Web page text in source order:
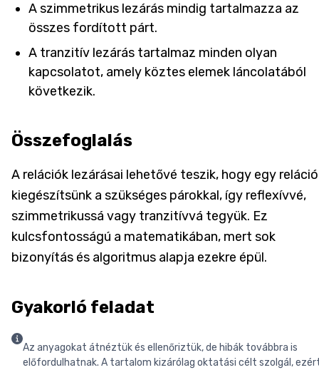
A szimmetrikus lezárás mindig tartalmazza az
összes fordított párt.
A tranzitív lezárás tartalmaz minden olyan
kapcsolatot, amely köztes elemek láncolatából
következik.
Összefoglalás
A relációk lezárásai lehetővé teszik, hogy egy
kiegészítsünk a szükséges párokkal, így reflexívvé,
szimmetrikussá vagy tranzitívvá tegyük. Ez
kulcsfontosságú a matematikában, mert sok
bizonyítás és algoritmus alapja ezekre épül.
Gyakorló feladat
Az anyagokat átnéztük és ellenőriztük, de hibák továbbra is
előfordulhatnak. A tartalom kizárólag oktatási célt szolgál,